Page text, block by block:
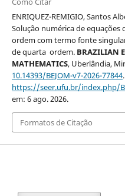
ENRIQUEZ-REMIGIO, Santos
Solução numérica de
ordem com termo fonte
de quarta ordem. BRAZILIAN
MATHEMATICS, Uberlândia,
10.14393/BEJOM-v7-2026-77844
https://seer.ufu.br/index.php/
em: 6 ago. 2026.
Formatos de Citação